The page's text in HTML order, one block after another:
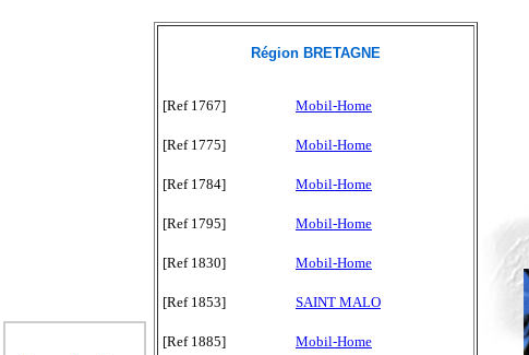
Région BRETAGNE
[Ref 1767] Mobil-Home
[Ref 1775] Mobil-Home
[Ref 1784] Mobil-Home
[Ref 1795] Mobil-Home
[Ref 1830] Mobil-Home
[Ref 1853] SAINT MALO
[Ref 1885] Mobil-Home